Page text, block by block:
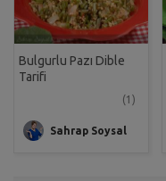
Bulgurlu Pazı Dible
Tarifi
(1)
Sahrap Soysal